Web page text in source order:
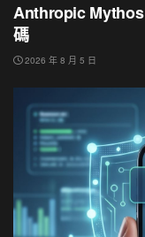
Anthropic Mythos
碼
2026 年 8 月 5 日